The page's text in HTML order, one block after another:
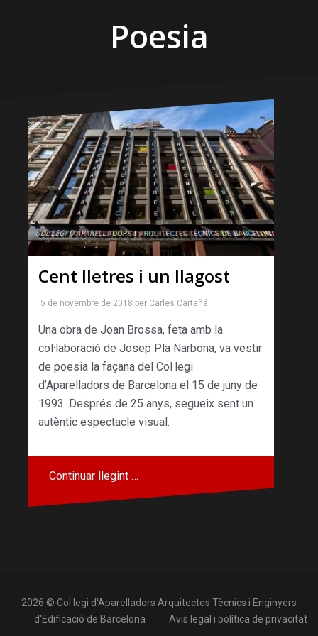
Poesia
Cent lletres i un llagost
5 de novembre de 2018 per Carles Cartañá
Una obra de Joan Brossa, feta amb la
col·laboració de Josep Pla Narbona, va vestir
de poesia la façana del Col·legi
d’Aparelladors de Barcelona el 15 de juny de
1993. Després de 25 anys, segueix sent un
autèntic espectacle visual.
Continuar llegint …
2026 © Col·legi d'Aparelladors Arquitectes Tècnics i Enginyers
d'Edificació de Barcelona
Avis legal i política de privacitat